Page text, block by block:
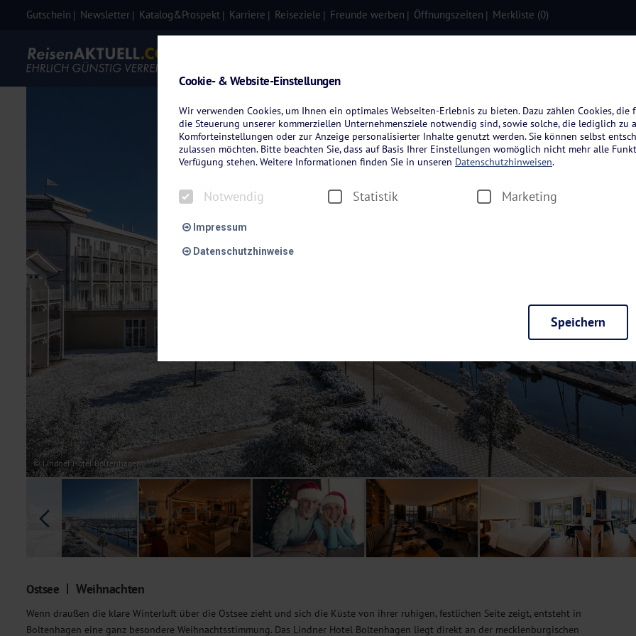
Gutschein Newsletter Katalog&Prospekt Karriere Reiseziele Freunde werben Öffnungszeiten Merkliste (0)
© Lindner Hotel Boltenhagen
Ostsee Weihnachten
Wenn draußen die klare Winterluft über die Ostsee zieht und sich die Küste von ihrer ruhigen, festlichen Seite zeigt, entsteht in
Boltenhagen eine ganz besondere Weihnachtsstimmung. Das Lindner Hotel Boltenhagen liegt direkt an der mecklenburgischen
Cookie- & Website-Einstellungen
Wir verwenden Cookies, um Ihnen ein optimales Webseiten-Erlebnis zu bieten. Dazu zählen Cookies,
die Steuerung unserer kommerziellen Unternehmensziele notwendig sind, sowie solche, die lediglich zu
Komforteinstellungen oder zur Anzeige personalisierter Inhalte genutzt werden. Sie können selbst
zulassen möchten. Bitte beachten Sie, dass auf Basis Ihrer Einstellungen womöglich nicht mehr alle
Verfügung stehen. Weitere Informationen finden Sie in unseren Datenschutzhinweisen.
Notwendig Statistik Marketing
Impressum
Datenschutzhinweise
Diese Cookies sind für den Betrieb der Seite unbedingt notwendig und ermöglichen beispielsweise
möchten, um Ihnen unsere Dienste bei einem erneuten Besuch unserer Seite schneller zur Verfügung zu
Statistik
Um unser Angebot und unsere Webseite weiter zu verbessern, erfassen wir anonymisierte Daten für
dieser Cookies können wir beispielsweise die Besucherzahlen und den Effekt bestimmter Seiten
unsere Inhalte optimieren. Wir nutzen hierfür Dienste von Google und Facebook. Durch diese Dienste
Übermittlung, der auf unsere Website erfassten Daten, kommen. Weitere Hinweise zu der Verarbeitung
Datenschutzhinweisen
. Sie können Ihre Einwilligung jederzeit in denCookie-Einstellungenwiderrufen.
Marketing
Diese Cookies werden genutzt, um Ihnen personalisierte Inhalte, passend zu Ihren Interessen anzuzeigen.
Speichern